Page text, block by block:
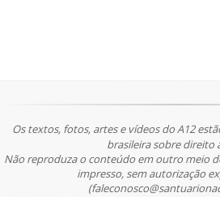
Os textos, fotos, artes e vídeos do A12
brasileira sobre direito
Não reproduza o conteúdo em outro meio
impresso, sem autorização